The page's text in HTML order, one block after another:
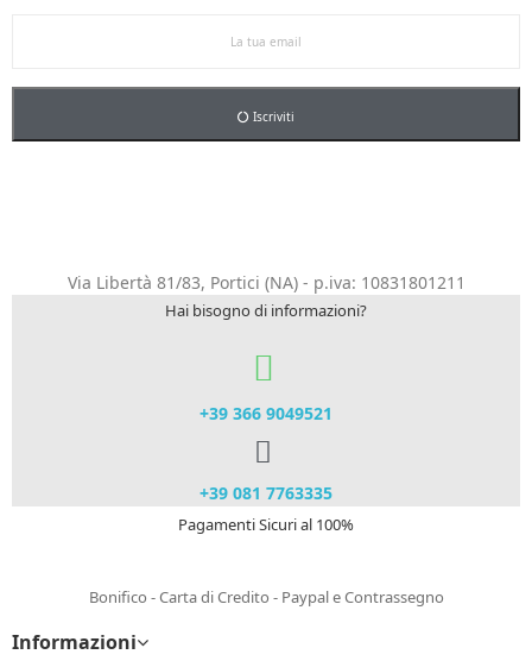
Iscriviti
Via Libertà 81/83, Portici (NA) - p.iva: 10831801211
Hai bisogno di informazioni?
+39 366 9049521​
+39 081 7763335
Pagamenti Sicuri al 100%
Bonifico - Carta di Credito - Paypal e Contrassegno
Informazioni